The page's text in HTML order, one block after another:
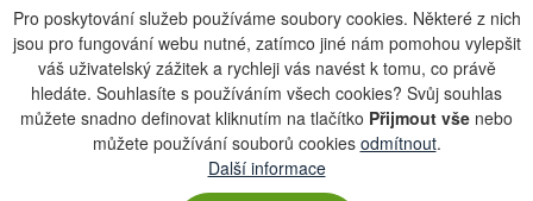
Pro poskytování služeb používáme soubory cookies. Některé z nich
jsou pro fungování webu nutné, zatímco jiné nám pomohou vylepšit
váš uživatelský zážitek a rychleji vás navést k tomu, co právě
hledáte. Souhlasíte s používáním všech cookies? Svůj souhlas
můžete snadno definovat kliknutím na tlačítko Přijmout vše nebo
můžete používání souborů cookies odmítnout.
Další informace
Obchodní podmínky
Zásady ochrany osobních údajů (GDPR)
Nastavení cookies
Doprava
Dodání zboží
Odstoupení od kupní smlouvy